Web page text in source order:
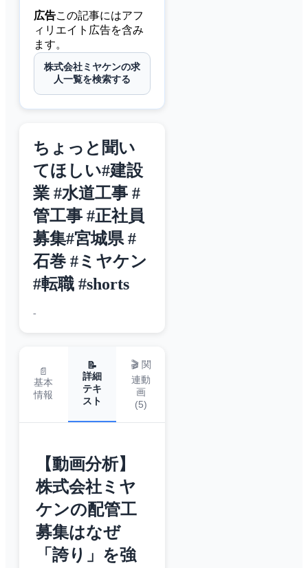
広告この記事にはアフ
ィリエイト広告を含み
ます。
株式会社ミヤケンの求
人一覧を検索する
ちょっと聞い
てほしい#建設
業 #水道工事 #
管工事 #正社員
募集#宮城県 #
石巻 #ミヤケン
#転職 #shorts
-
📄
基本
情報
📝
詳細
テキ
スト
🎬 関
連動
画
(5)
【動画分析】
株式会社ミヤ
ケンの配管工
募集はなぜ
「誇り」を強